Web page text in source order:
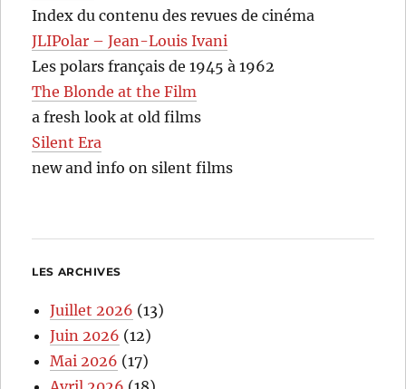
Index du contenu des revues de cinéma
JLIPolar – Jean-Louis Ivani
Les polars français de 1945 à 1962
The Blonde at the Film
a fresh look at old films
Silent Era
new and info on silent films
LES ARCHIVES
Juillet 2026 (13)
Juin 2026 (12)
Mai 2026 (17)